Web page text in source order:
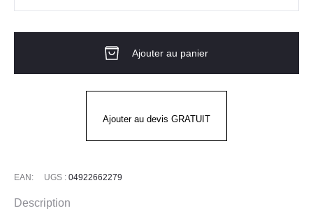
cuisine
Ajouter au panier
Ajouter au devis GRATUIT
EAN: UGS : 04922662279
Description